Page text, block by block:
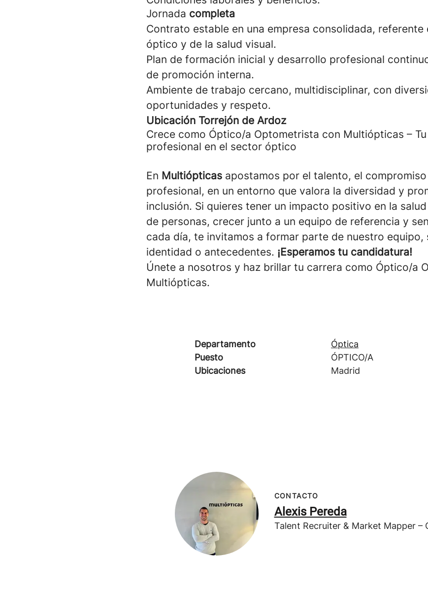
Jornada completa
Contrato estable en una empresa consolidada, referente
óptico y de la salud visual.
Plan de formación inicial y desarrollo profesional
de promoción interna.
Ambiente de trabajo cercano, multidisciplinar, con
oportunidades y respeto.
Ubicación Torrejón de Ardoz
Crece como Óptico/a Optometrista con Multiópticas –
profesional en el sector óptico
En Multiópticas apostamos por el talento, el
profesional, en un entorno que valora la diversidad y
inclusión. Si quieres tener un impacto positivo en la
de personas, crecer junto a un equipo de referencia y
cada día, te invitamos a formar parte de nuestro equipo,
identidad o antecedentes. ¡Esperamos tu candidatura!
Únete a nosotros y haz brillar tu carrera como Óptico/a
Multiópticas.
Departamento
Óptica
Puesto
ÓPTICO/A
Ubicaciones
Madrid
CONTACTO
Alexis Pereda
Talent Recruiter & Market Mapper –